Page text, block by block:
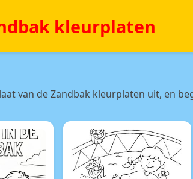
kleurplaten
van de Zandbak kleurplaten uit, en